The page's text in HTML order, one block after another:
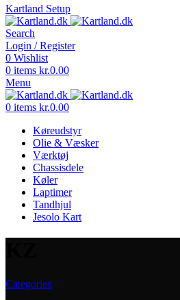
Kartland Setup
Search
Login / Register
0 Wishlist
0 items kr.0.00
Menu
0 items kr.0.00
Køreudstyr
Olie & Væsker
Værktøj
Chassisdele
Køler
Laptimer
Tandhjul
Jesolo Kart
Categories